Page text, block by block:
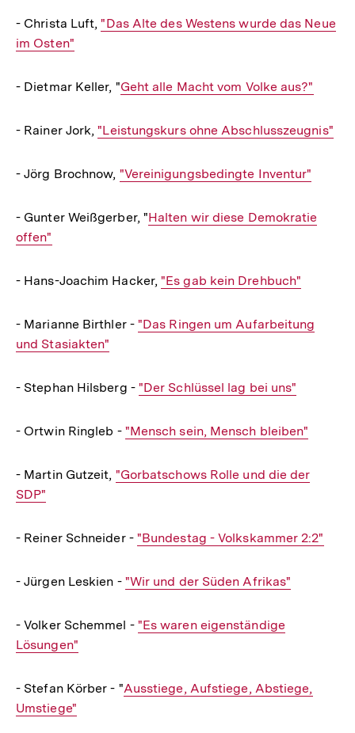
- Christa Luft,Interner
"Das Alte des Westens wurde das Neue
im Osten"
- Dietmar Keller, "Interner
Geht alle Macht vom Volke aus?"
- Rainer Jork,Interner
"Leistungskurs ohne Abschlusszeugnis"
- Jörg Brochnow, Interner
"Vereinigungsbedingte Inventur"
- Gunter Weißgerber, "Interner
Halten wir diese Demokratie
offen"
- Hans-Joachim Hacker,Interner
"Es gab kein Drehbuch"
- Marianne Birthler - Interner
"Das Ringen um Aufarbeitung
und Stasiakten"
- Stephan Hilsberg - Interner
"Der Schlüssel lag bei uns"
- Ortwin Ringleb - Interner
"Mensch sein, Mensch bleiben"
- Martin Gutzeit, Interner
"Gorbatschows Rolle und die der
SDP"
- Reiner Schneider - Interner
"Bundestag - Volkskammer 2:2"
- Jürgen Leskien - Interner
"Wir und der Süden Afrikas"
- Volker Schemmel - Interner
"Es waren eigenständige
Lösungen"
- Stefan Körber - "Interner
Ausstiege, Aufstiege, Abstiege,
Umstiege"